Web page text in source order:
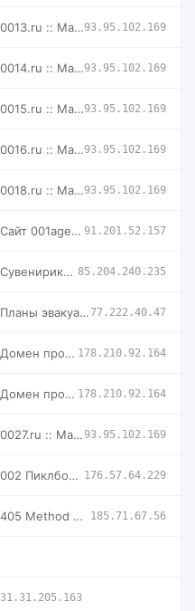
0013.ru :: Магазин доменных имен -- мговенная аренда и выкуп93.95.102.169
0014.ru :: Магазин доменных имен -- мговенная аренда и выкуп93.95.102.169
0015.ru :: Магазин доменных имен -- мговенная аренда и выкуп93.95.102.169
0016.ru :: Магазин доменных имен -- мговенная аренда и выкуп93.95.102.169
0018.ru :: Магазин доменных имен -- мговенная аренда и выкуп93.95.102.169
Сайт 001agency.ru отключен 91.201.52.157
Сувенирика - сувениры, брелки, амулеты и игрушки оптом! 85.204.240.235
Планы эвакуации по ГОСТ 77.222.40.47
Домен продается. Купить в магазине доменов Руцентр 178.210.92.164
Домен продается. Купить в магазине доменов Руцентр 178.210.92.164
0027.ru :: Магазин доменных имен -- мговенная аренда и выкуп 93.95.102.169
002 Пиклбол клуб — тренировки по пиклболу в Москве 176.57.64.229
405 Method Not Allowed 185.71.67.56
31.31.205.163